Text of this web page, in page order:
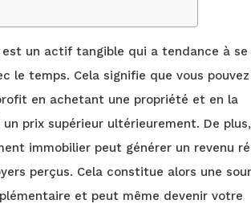
est un actif tangible qui a tendance à se
le temps. Cela signifie que vous pouvez
en achetant une propriété et en la
prix supérieur ultérieurement. De plus,
immobilier peut générer un revenu
perçus. Cela constitue alors une
et peut même devenir votre